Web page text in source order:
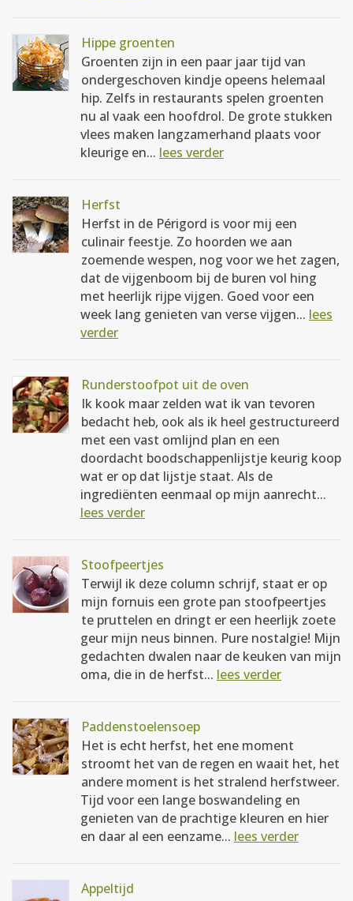
Hippe groenten
Groenten zijn in een paar jaar tijd van
ondergeschoven kindje opeens helemaal
hip. Zelfs in restaurants spelen groenten
nu al vaak een hoofdrol. De grote stukken
vlees maken langzamerhand plaats voor
kleurige en... lees verder
Herfst
Herfst in de Périgord is voor mij een
culinair feestje. Zo hoorden we aan
zoemende wespen, nog voor we het zagen,
dat de vijgenboom bij de buren vol hing
met heerlijk rijpe vijgen. Goed voor een
week lang genieten van verse vijgen... lees
verder
Runderstoofpot uit de oven
Ik kook maar zelden wat ik van tevoren
bedacht heb, ook als ik heel gestructureerd
met een vast omlijnd plan en een
doordacht boodschappenlijstje keurig koop
wat er op dat lijstje staat. Als de
ingrediënten eenmaal op mijn aanrecht...
lees verder
Stoofpeertjes
Terwijl ik deze column schrijf, staat er op
mijn fornuis een grote pan stoofpeertjes
te pruttelen en dringt er een heerlijk zoete
geur mijn neus binnen. Pure nostalgie! Mijn
gedachten dwalen naar de keuken van mijn
oma, die in de herfst... lees verder
Paddenstoelensoep
Het is echt herfst, het ene moment
stroomt het van de regen en waait het, het
andere moment is het stralend herfstweer.
Tijd voor een lange boswandeling en
genieten van de prachtige kleuren en hier
en daar al een eenzame... lees verder
Appeltijd